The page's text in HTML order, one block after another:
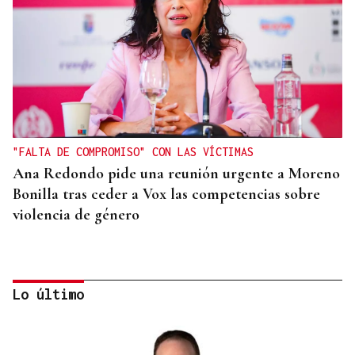
"FALTA DE COMPROMISO" CON LAS VÍCTIMAS
Ana Redondo pide una reunión urgente a Moreno
Bonilla tras ceder a Vox las competencias sobre
violencia de género
Lo último